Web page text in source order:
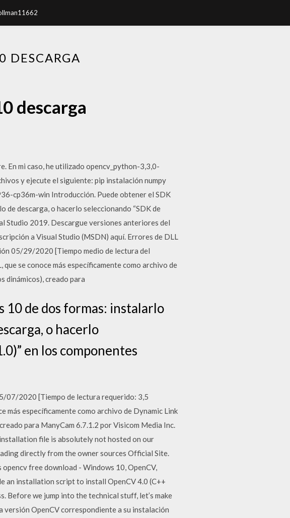
DESCARGA
descarga
En mi caso, he utilizado opencv_python-3,3,0-
y ejecute el siguiente: pip instalación numpy
cp36m-win Introducción. Puede obtener el SDK
de descarga, o hacerlo seleccionando “SDK de
Studio 2019. Descargue versiones anteriores del
a Visual Studio (MSDN) aquí. Errores de DLL
05/29/2020 [Tiempo medio de lectura del
se conoce más específicamente como archivo de
dinámicos), creado para
10 de dos formas: instalarlo
o hacerlo
en los componentes
07/2020 [Tiempo de lectura requerido: 3,5
más específicamente como archivo de Dynamic Link
para ManyCam 6.7.1.2 por Visicom Media Inc.
file is absolutely not hosted on our
directly from the owner sources Official Site.
free download - Windows 10, OpenCV,
an installation script to install OpenCV 4.0 (C++
Before we jump into the technical stuff, let’s make
OpenCV correspondiente a su instalación